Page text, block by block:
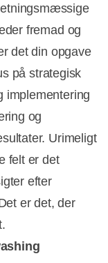
fremad og
det din opgave
på strategisk
og
Urimeligt
felt er det
efter
er det, der